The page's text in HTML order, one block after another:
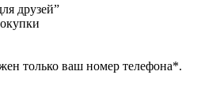
друзей”
только ваш номер телефона*.